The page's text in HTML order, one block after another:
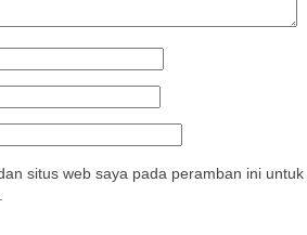
situs web saya pada peramban ini untuk